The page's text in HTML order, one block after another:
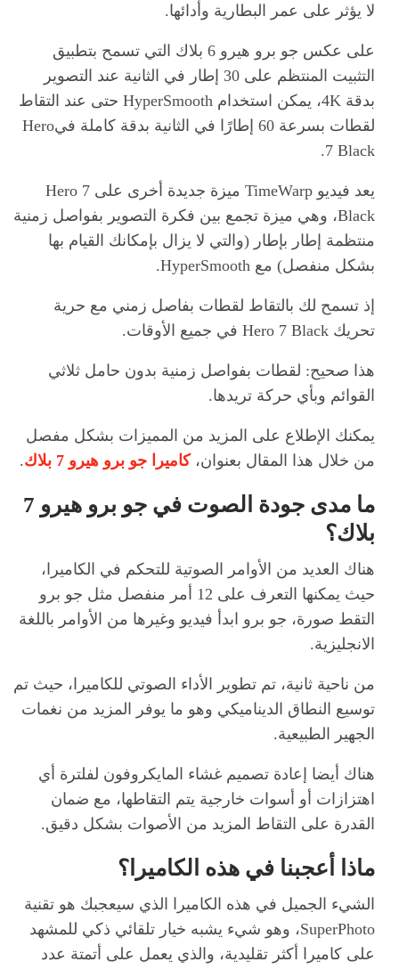
لا يؤثر على عمر البطارية وأدائها.
على عكس جو برو هيرو 6 بلاك التي تسمح بتطبيق
التثبيت المنتظم على 30 إطار في الثانية عند التصوير
بدقة 4K، يمكن استخدام HyperSmooth حتى عند التقاط
لقطات بسرعة 60 إطارًا في الثانية بدقة كاملة فيHero
7 Black.
يعد فيديو TimeWarp ميزة جديدة أخرى على Hero 7
Black، وهي ميزة تجمع بين فكرة التصوير بفواصل زمنية
منتظمة إطار بإطار (والتي لا يزال بإمكانك القيام بها
بشكل منفصل) مع HyperSmooth.
إذ تسمح لك بالتقاط لقطات بفاصل زمني مع حرية
تحريك Hero 7 Black في جميع الأوقات.
هذا صحيح: لقطات بفواصل زمنية بدون حامل ثلاثي
القوائم وبأي حركة تريدها.
يمكنك الإطلاع على المزيد من المميزات بشكل مفصل
من خلال هذا المقال بعنوان،كاميرا جو برو هيرو 7 بلاك .
ما مدى جودة الصوت في
جو برو هيرو 7
بلاك؟
هناك العديد من الأوامر الصوتية للتحكم في الكاميرا،
حيث يمكنها التعرف على 12 أمر منفصل مثل جو برو
التقط صورة، جو برو ابدأ فيديو وغيرها من الأوامر باللغة
الانجليزية.
من ناحية ثانية، تم تطوير الأداء الصوتي للكاميرا، حيث تم
توسيع النطاق الديناميكي وهو ما يوفر المزيد من نغمات
الجهير الطبيعية.
هناك أيضا إعادة تصميم غشاء المايكروفون لفلترة أي
اهتزازات أو أسوات خارجية يتم التقاطها، مع ضمان
القدرة على التقاط المزيد من الأصوات بشكل دقيق.
ماذا أعجبنا في هذه الكاميرا؟
الشيء الجميل في هذه الكاميرا الذي سيعجبك هو تقنية
SuperPhoto، وهو شيء يشبه خيار تلقائي ذكي للمشهد
على كاميرا أكثر تقليدية، والذي يعمل على أتمتة عدد